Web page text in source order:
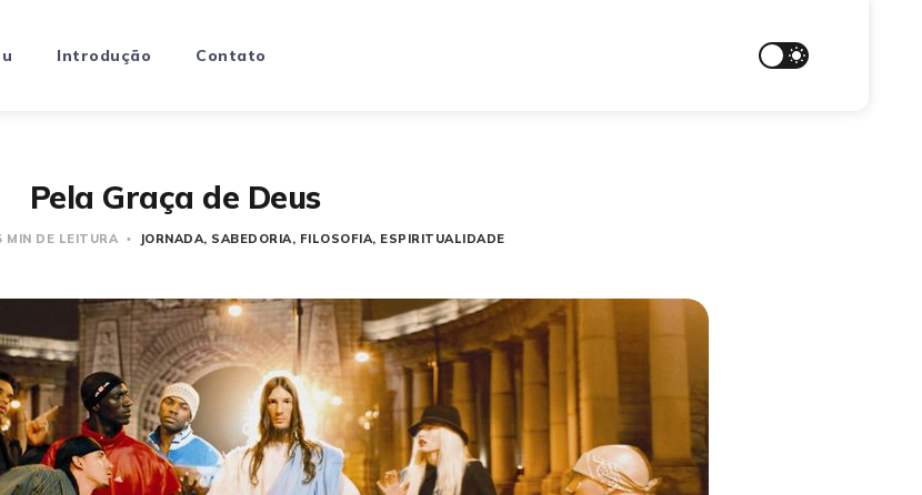
Introdução Contato
Pela Graça de Deus
MIN DE LEITURA JORNADA SABEDORIA FILOSOFIA ESPIRITUALIDADE